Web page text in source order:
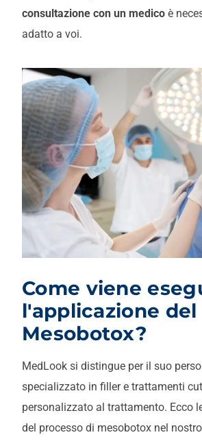
consultazione con un medico è
adatto a voi.
Come viene
l'applicazione del
Mesobotox?
MedLook si distingue per il suo
specializzato in filler e trattamenti
personalizzato al trattamento. Ecco
del processo di mesobotox nel